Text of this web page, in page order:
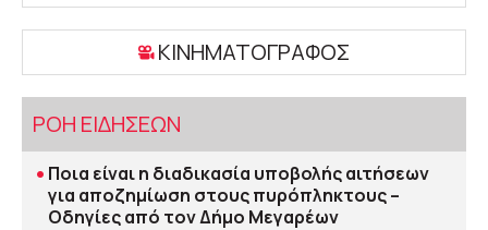
ΚΙΝΗΜΑΤΟΓΡΑΦΟΣ
ΡΟΗ ΕΙΔΗΣΕΩΝ
• Ποια είναι η διαδικασία υποβολής αιτήσεων
για αποζημίωση στους πυρόπληκτους –
Οδηγίες από τον Δήμο Μεγαρέων